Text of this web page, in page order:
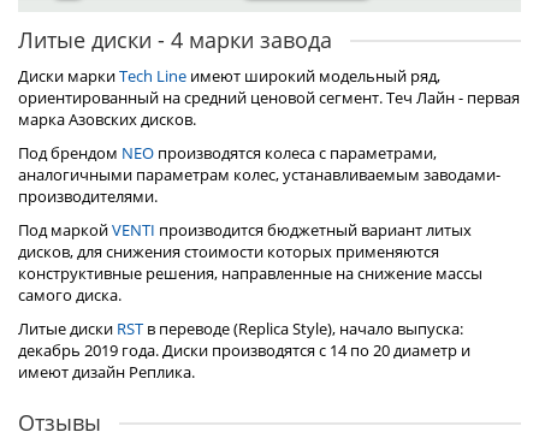
Литые диски - 4 марки завода
Диски маркиTech Line имеют широкий модельный ряд,
ориентированный на средний ценовой сегмент. Теч Лайн - первая
марка Азовских дисков.
Под брендом NEO производятся колеса с параметрами,
аналогичными параметрам колес, устанавливаемым заводами-
производителями.
Под маркойVENTI производится бюджетный вариант литых
дисков, для снижения стоимости которых применяются
конструктивные решения, направленные на снижение массы
самого диска.
Литые диски RST в переводе (Replica Style), начало выпуска:
декабрь 2019 года. Диски производятся с 14 по 20 диаметр и
имеют дизайн Реплика.
Отзывы